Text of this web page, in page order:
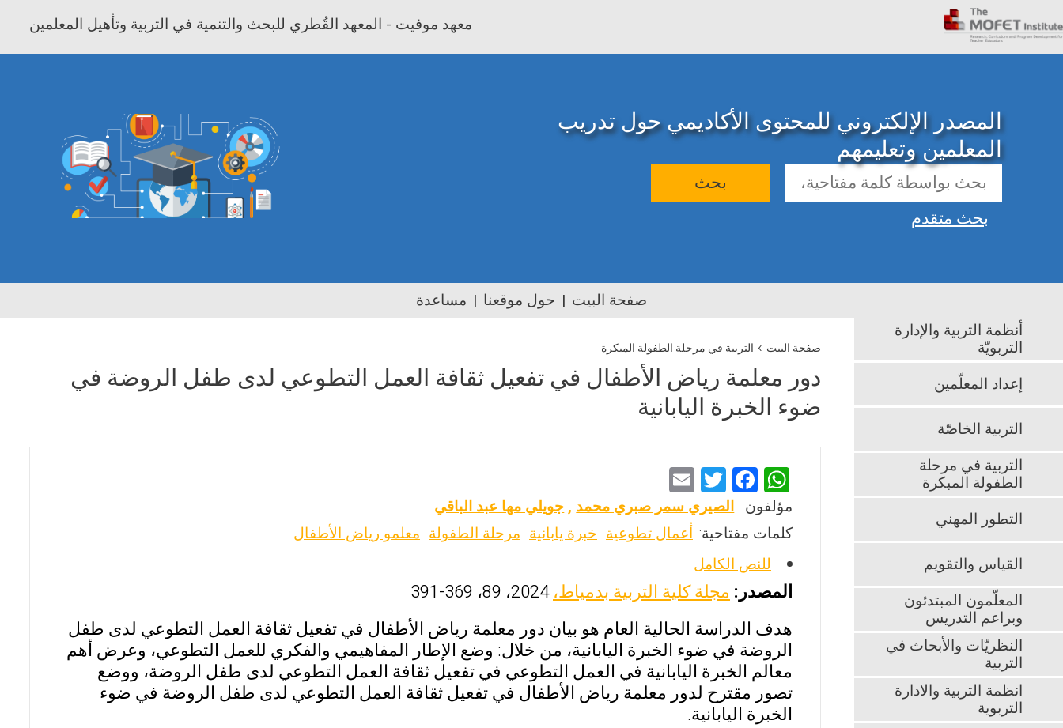
معهد موفيت - المعهد القُطري للبحث والتنمية في التربية وتأهيل المعلمين
المصدر الإلكتروني للمحتوى الأكاديمي حول تدريب
المعلمين وتعليمهم
بحث
بحث متقدم
صفحة البيت حول موقعنا مساعدة
صفحة البيت › التربية في مرحلة الطفولة المبكرة
دور معلمة رياض الأطفال في تفعيل ثقافة العمل التطوعي لدى طفل الروضة في
ضوء الخبرة اليابانية
W
h
at
s
A
p
p
F
a
ce
b
o
o
k
T
wi
tt
m
ai
مؤلفون: الصيري سمر صبري محمد,جويلي مها عبد الباقي
كلمات مفتاحية: أعمال تطوعية خبرة يابانية مرحلة الطفولة معلمو رياض الأطفال
للنص الكامل
المصدر: مجلة كلية التربية بدمياط،2024، 89، 369-391
هدف الدراسة الحالية العام هو بيان دور معلمة رياض الأطفال في تفعيل ثقافة العمل التطوعي لدى طفل
الروضة في ضوء الخبرة اليابانية، من خلال: وضع الإطار المفاهيمي والفكري للعمل التطوعي، وعرض أهم
معالم الخبرة اليابانية في العمل التطوعي في تفعيل ثقافة العمل التطوعي لدى طفل الروضة، ووضع
تصور مقترح لدور معلمة رياض الأطفال في تفعيل ثقافة العمل التطوعي لدى طفل الروضة في ضوء
الخبرة اليابانية.
أنظمة التربية والإدارة
التربويّة
إعداد المعلّمين
التربية الخاصّة
التربية في مرحلة
الطفولة المبكرة
التطور المهني
القياس والتقويم
المعلّمون المبتدئون
وبراعم التدريس
النظريّات والأبحاث في
التربية
انظمة التربية والادارة
التربوية